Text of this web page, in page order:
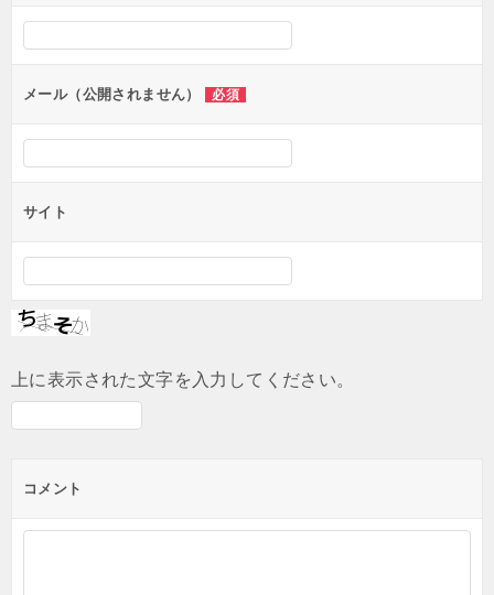
シ
ンメール（公開されません） 必須
サイト
上に表示された文字を入力してください。
コメント